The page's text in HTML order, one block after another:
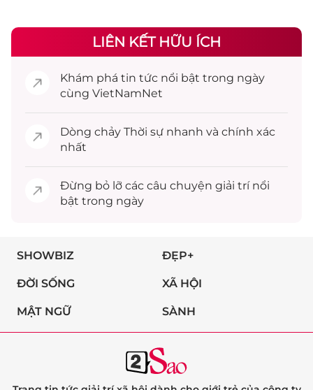
LIÊN KẾT HỮU ÍCH
Khám phá tin tức nổi bật trong ngày
cùng VietNamNet
Dòng chảy Thời sự nhanh và chính xác
nhất
Đừng bỏ lỡ các câu chuyện giải trínổi
bật trong ngày
SHOWBIZ ĐẸP+
ĐỜI SỐNG XÃ HỘI
MẬT NGỮ SÀNH